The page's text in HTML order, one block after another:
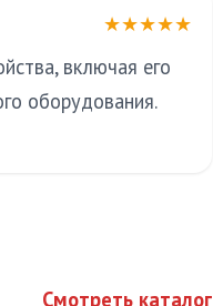
★★★★★
включая его
оборудования.
Смотреть каталог